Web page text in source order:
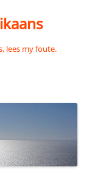
lees my foute.